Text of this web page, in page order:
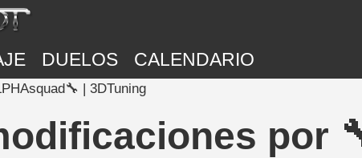
DUELOS CALENDARIO
| 3DTuning
por